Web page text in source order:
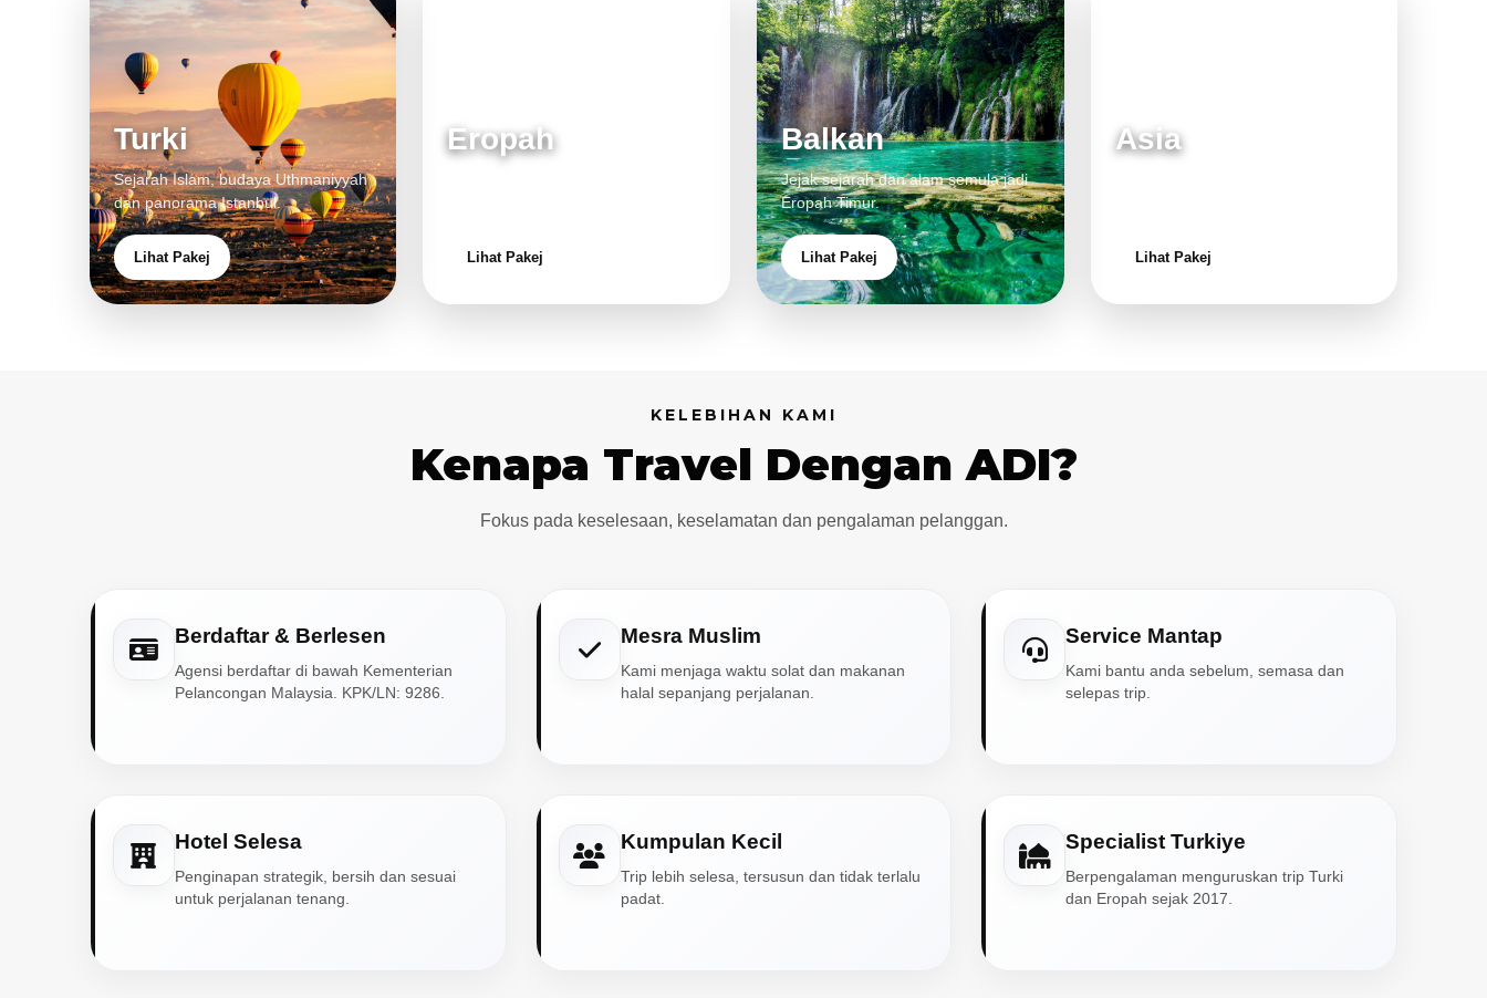
Turki
Sejarah Islam, budaya Uthmaniyyah
dan panorama Istanbul.
Lihat Pakej
Eropah
Lihat Pakej
Balkan
Jejak sejarah dan alam semula jadi
Eropah Timur.
Lihat Pakej
Asia
Lihat Pakej
KELEBIHAN KAMI
Kenapa Travel Dengan ADI?
Fokus pada keselesaan, keselamatan dan pengalaman pelanggan.
Berdaftar & Berlesen
Agensi berdaftar di bawah Kementerian
Pelancongan Malaysia. KPK/LN: 9286.
Mesra Muslim
Kami menjaga waktu solat dan makanan
halal sepanjang perjalanan.
Service Mantap
Kami bantu anda sebelum, semasa dan
selepas trip.
Hotel Selesa
Penginapan strategik, bersih dan sesuai
untuk perjalanan tenang.
Kumpulan Kecil
Trip lebih selesa, tersusun dan tidak terlalu
padat.
Specialist Turkiye
Berpengalaman menguruskan trip Turki
dan Eropah sejak 2017.